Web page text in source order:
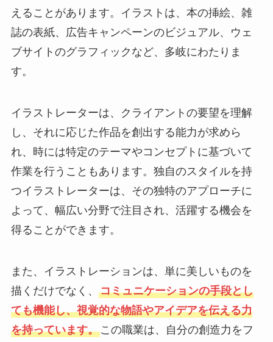
えることがあります。イラストは、本の挿絵、雑
誌の表紙、広告キャンペーンのビジュアル、ウェ
ブサイトのグラフィックなど、多岐にわたりま
す。
イラストレーターは、クライアントの要望を理解
し、それに応じた作品を創出する能力が求めら
れ、時には特定のテーマやコンセプトに基づいて
作業を行うこともあります。独自のスタイルを持
つイラストレーターは、その独特のアプローチに
よって、幅広い分野で注目され、活躍する機会を
得ることができます。
また、イラストレーションは、単に美しいものを
描くだけでなく、 コミュニケーションの手段とし
ても機能し、視覚的な物語やアイデアを伝える力
を持っています。この職業は、自分の創造力をフ